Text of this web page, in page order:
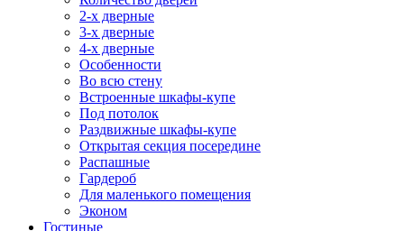
2-х дверные
3-х дверные
4-х дверные
Особенности
Во всю стену
Встроенные шкафы-купе
Под потолок
Раздвижные шкафы-купе
Открытая секция посередине
Распашные
Гардероб
Для маленького помещения
Эконом
Гостиные